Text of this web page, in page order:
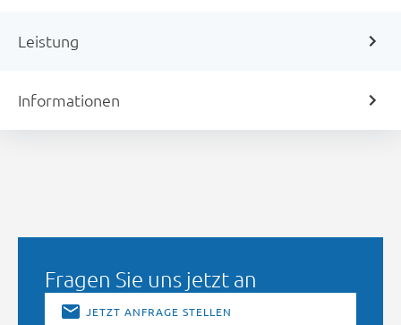
Leistung
Informationen
Fragen Sie uns jetzt an
JETZT ANFRAGE STELLEN